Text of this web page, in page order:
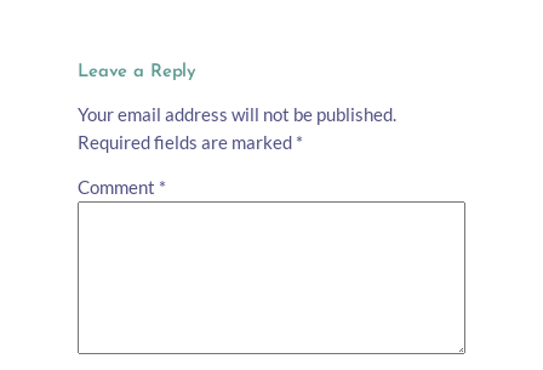
Leave a Reply
Your email address will not be published.
Required fields are marked *
Comment *